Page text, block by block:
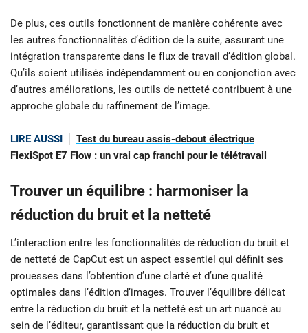
De plus, ces outils fonctionnent de manière cohérente avec
les autres fonctionnalités d’édition de la suite, assurant une
intégration transparente dans le flux de travail d’édition global.
Qu’ils soient utilisés indépendamment ou en conjonction avec
d’autres améliorations, les outils de netteté contribuent à une
approche globale du raffinement de l’image.
LIRE AUSSI
Test du bureau assis-debout électrique
FlexiSpot E7 Flow : un vrai cap franchi pour le télétravail
Trouver un équilibre : harmoniser la
réduction du bruit et la netteté
L’interaction entre les fonctionnalités de réduction du bruit et
de netteté de CapCut est un aspect essentiel qui définit ses
prouesses dans l’obtention d’une clarté et d’une qualité
optimales dans l’édition d’images. Trouver l’équilibre délicat
entre la réduction du bruit et la netteté est un art nuancé au
sein de l’éditeur, garantissant que la réduction du bruit et